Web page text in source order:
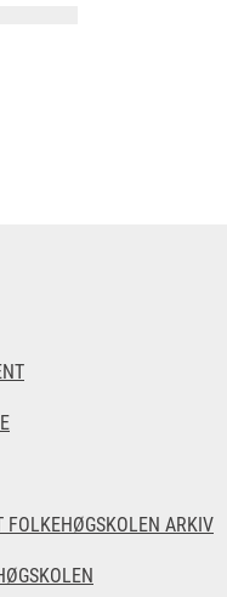
FOLKEHØGSKOLEN ARKIV